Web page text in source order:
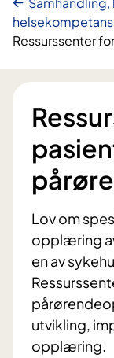
Ressurssenter
Lov om
opplæring
en av
utvikling,
opplæring.